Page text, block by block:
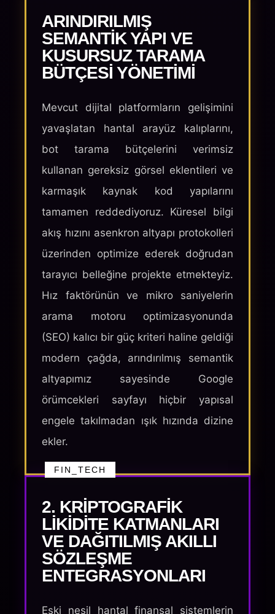
ARINDIRILMIŞ
SEMANTIK YAPI VE
KUSURSUZ TARAMA
BÜTÇESI YÖNETIMI
Mevcut dijital platformların gelişimini
yavaşlatan hantal arayüz kalıplarını,
bot tarama bütçelerini verimsiz
kullanan gereksiz görsel eklentileri ve
karmaşık kaynak kod yapılarını
tamamen reddediyoruz. Küresel bilgi
akış hızını asenkron altyapı protokolleri
üzerinden optimize ederek doğrudan
tarayıcı belleğine projekte etmekteyiz.
Hız faktörünün ve mikro saniyelerin
arama motoru optimizasyonunda
(SEO) kalıcı bir güç kriteri haline geldiği
modern çağda, arındırılmış semantik
altyapımız sayesinde Google
örümcekleri sayfayı hiçbir yapısal
engele takılmadan ışık hızında dizine
ekler.
FIN_TECH
2. KRIPTOGRAFIK
LIKIDITE KATMANLARI
VE DAĞITILMIŞ AKILLI
SÖZLEŞME
ENTEGRASYONLARI
Eski nesil hantal finansal sistemlerin